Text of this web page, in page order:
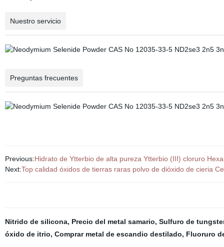
Nuestro servicio
Preguntas frecuentes
Previous:Hidrato de Ytterbio de alta pureza Ytterbio (III) cloruro
Next:Top calidad óxidos de tierras raras polvo de dióxido de cieria
Nitrido de silicona, Precio del metal samario, Sulfuro de
óxido de itrio, Comprar metal de escandio destilado, Fluoruro